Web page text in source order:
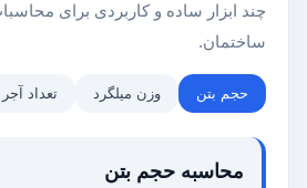
چند ابزار ساده و کاربردی برای
ساختمان.
حجم بتن وزن میلگرد تعداد آجر
محاسبه حجم بتن